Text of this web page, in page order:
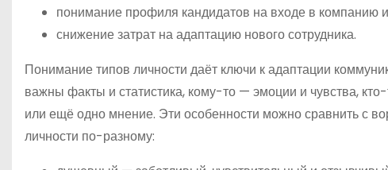
понимание профиля кандидатов на входе в компанию
снижение затрат на адаптацию нового сотрудника.
Понимание типов личности даёт ключи к адаптации
важны факты и статистика, кому-то — эмоции и чувства,
или ещё одно мнение. Эти особенности можно сравнить с
личности по-разному: